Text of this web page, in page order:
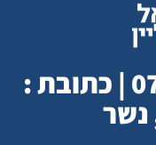
טלפון : 077-2085240 | כתובת :